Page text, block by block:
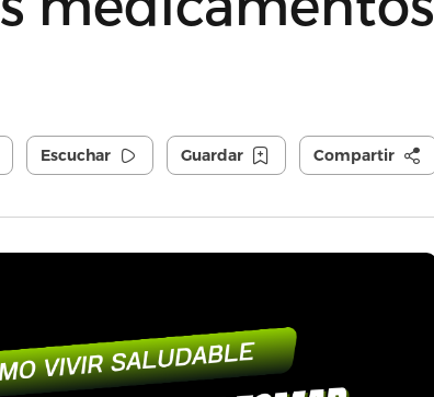
Escuchar Guardar Compartir